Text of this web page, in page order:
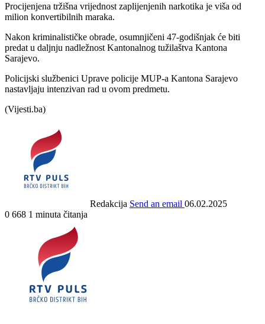
Procijenjena tržišna vrijednost zaplijenjenih narkotika je viša od
milion konvertibilnih maraka.
Nakon kriminalističke obrade, osumnjičeni 47-godišnjak će biti
predat u daljnju nadležnost Kantonalnog tužilaštva Kantona
Sarajevo.
Policijski službenici Uprave policije MUP-a Kantona Sarajevo
nastavljaju intenzivan rad u ovom predmetu.
(Vijesti.ba)
Redakcija Send an email 06.02.2025
0 668 1 minuta čitanja